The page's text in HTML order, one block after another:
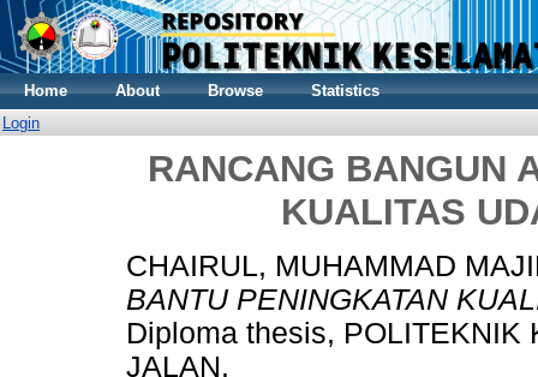
Home About Browse
Statistics
Login
RANCANG BANGUN
KUALITAS
CHAIRUL, MUHAMMAD
BANTU PENINGKATAN
Diploma thesis, POLITEKNIK
JALAN.